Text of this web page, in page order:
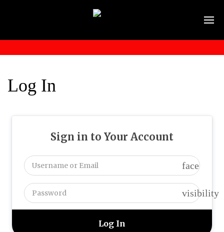
Log In
Sign in to Your Account
face
visibility